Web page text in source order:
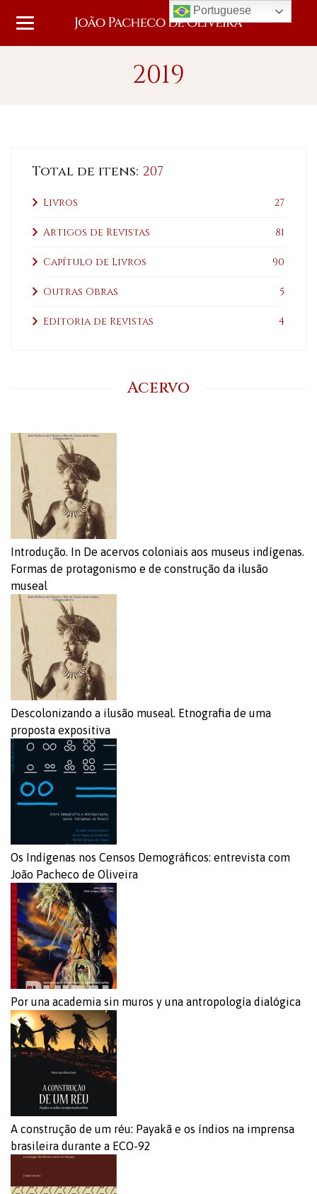
2019
Total de itens: 207
Livros 27
Artigos de Revistas 81
Capítulo de Livros 90
Outras Obras 5
Editoria de Revistas 4
Acervo
Introdução. In De acervos coloniais aos museus indígenas.
Formas de protagonismo e de construção da ilusão
museal
Descolonizando a ilusão museal. Etnografia de uma
proposta expositiva
Os Indígenas nos Censos Demográficos: entrevista com
João Pacheco de Oliveira
Por una academia sin muros y una antropología dialógica
A construção de um réu: Payakã e os índios na imprensa
brasileira durante a ECO-92
Portuguese